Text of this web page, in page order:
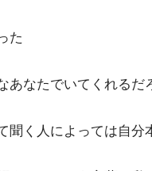
た
あなたでいてくれるだ
聞く人によっては自分